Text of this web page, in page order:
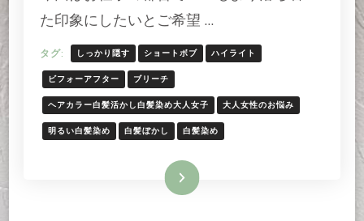
た
印
象
ナ
チ
ル
ブ
た印象にしたいとご希望 …
タグ: しっかり隠す ショートボブ ハイライト
ビフォーアフター ブリーチ
ヘアカラー白髪活かし白髪染め大人女子 大人女性のお悩み
明るい白髪染め 白髪ぼかし 白髪染め
続きを読む